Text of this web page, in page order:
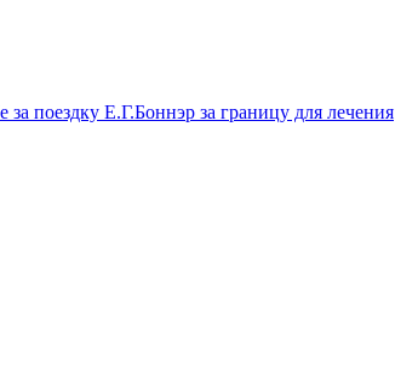
поездку Е.Г.Боннэр за границу для лечения